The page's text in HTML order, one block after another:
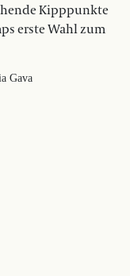
Kipppunkte
erste Wahl zum
Gava